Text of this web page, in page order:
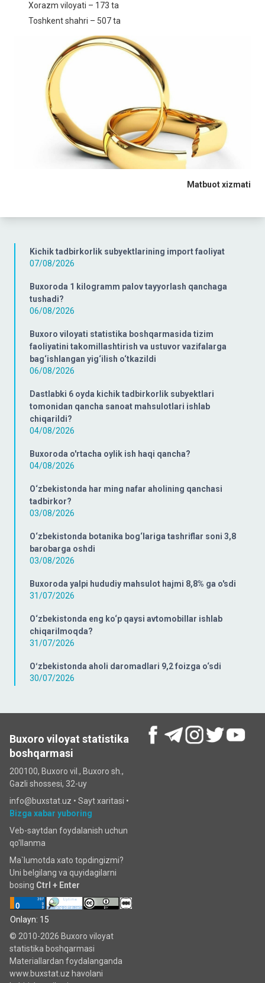
Kichik tadbirkorlik subyektlarining import faoliyat
07/08/2026
Buxoroda 1 kilogramm palov tayyorlash qanchaga
tushadi?
06/08/2026
Buxoro viloyati statistika boshqarmasida tizim
faoliyatini takomillashtirish va ustuvor vazifalarga
bag‘ishlangan yig‘ilish o‘tkazildi
06/08/2026
Dastlabki 6 oyda kichik tadbirkorlik subyektlari
tomonidan qancha sanoat mahsulotlari ishlab
chiqarildi?
04/08/2026
Buxoroda o'rtacha oylik ish haqi qancha?
04/08/2026
O‘zbekistonda har ming nafar aholining qanchasi
tadbirkor?
03/08/2026
O‘zbekistonda botanika bog‘lariga tashriflar soni 3,8
barobarga oshdi
03/08/2026
Buxoroda yalpi hududiy mahsulot hajmi 8,8% ga o'sdi
31/07/2026
O‘zbekistonda eng ko‘p qaysi avtomobillar ishlab
chiqarilmoqda?
31/07/2026
Oʻzbekistonda aholi daromadlari 9,2 foizga o‘sdi
30/07/2026
Xorazm viloyati – 173 ta
Toshkent shahri – 507 ta
Matbuot xizmati
Buxoro viloyat statistika
boshqarmasi
200100, Buxoro vil., Buxoro sh.,
Gazli shossesi, 32-uy
info@buxstat.uz • Sayt xaritasi •
Bizga xabar yuboring
Veb-saytdan foydalanish uchun
qo'llanma
Ma`lumotda xato topdingizmi?
Uni belgilang va quyidagilarni
bosing Ctrl + Enter
Onlayn: 15
© 2010-2026 Buxoro viloyat
statistika boshqarmasi
Materiallardan foydalanganda
www.buxstat.uz havolani